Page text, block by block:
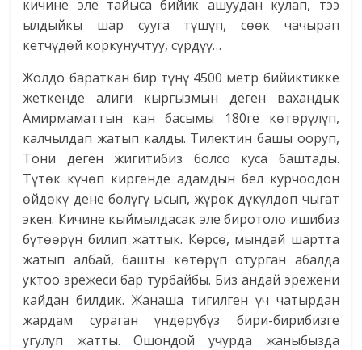
кичине эле тайыса бийик ашуудан кулап, тээ
ылдыйкы шар сууга түшүп, сөөк чачырап
кетчүдөй коркунучтуу, сүрдүү…
Жолдо бараткан бир түнү 4500 метр бийиктикке
жеткенде алиги кыргызмын деген вахандык
Амирмаматтын кан басымы 180ге көтө­рүлүп,
калчылдап жатып калды. Тилектин башы ооруп,
Тони деген жигитибиз болсо куса баштады.
Түтөк күчөп киргенде адамдын бел курчоодон
өйдөкү дене бөлүгү ысып, жүрөк дүкүлдөп чыгат
экен. Кичине кыймылдасак эле биротоло ишибиз
бүтөөрүн билип жаттык. Көрсө, мындай шартта
жатып албай, башты көтөрүп отурган абалда
уктоо эрежеси бар турбайбы. Биз андай эрежени
кайдан билдик. Жанаша тигилген үч чатырдан
жардам сураган үндөрүбүз бири-бирибизге
угулуп жатты. Ошондой учурда жаныбызда